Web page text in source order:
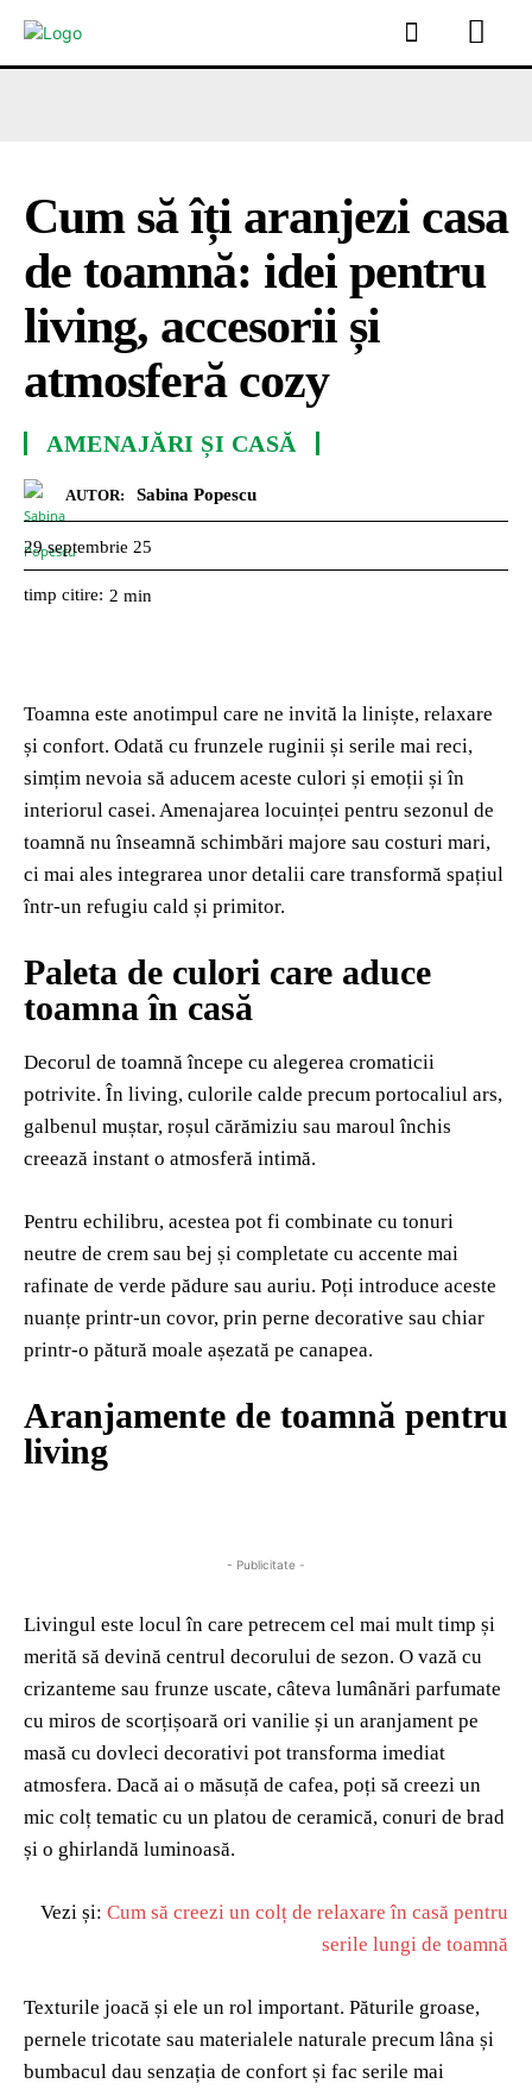
Cum să îți aranjezi casa
de toamnă: idei pentru
living, accesorii și
atmosferă cozy
AMENAJĂRI ȘI CASĂ
AUTOR: Sabina Popescu
29 septembrie 25
timp citire: 2 min
Toamna este anotimpul care ne invită la liniște, relaxare
și confort. Odată cu frunzele ruginii și serile mai reci,
simțim nevoia să aducem aceste culori și emoții și în
interiorul casei. Amenajarea locuinței pentru sezonul de
toamnă nu înseamnă schimbări majore sau costuri mari,
ci mai ales integrarea unor detalii care transformă spațiul
într-un refugiu cald și primitor.
Paleta de culori care aduce
toamna în casă
Decorul de toamnă începe cu alegerea cromaticii
potrivite. În living, culorile calde precum portocaliul ars,
galbenul muștar, roșul cărămiziu sau maroul închis
creează instant o atmosferă intimă.
Pentru echilibru, acestea pot fi combinate cu tonuri
neutre de crem sau bej și completate cu accente mai
rafinate de verde pădure sau auriu. Poți introduce aceste
nuanțe printr-un covor, prin perne decorative sau chiar
printr-o pătură moale așezată pe canapea.
Aranjamente de toamnă pentru
living
- Publicitate -
Livingul este locul în care petrecem cel mai mult timp și
merită să devină centrul decorului de sezon. O vază cu
crizanteme sau frunze uscate, câteva lumânări parfumate
cu miros de scorțișoară ori vanilie și un aranjament pe
masă cu dovleci decorativi pot transforma imediat
atmosfera. Dacă ai o măsuță de cafea, poți să creezi un
mic colț tematic cu un platou de ceramică, conuri de brad
și o ghirlandă luminoasă.
Vezi și: Cum să creezi un colț de relaxare în casă pentru
serile lungi de toamnă
Texturile joacă și ele un rol important. Păturile groase,
pernele tricotate sau materialele naturale precum lâna și
bumbacul dau senzația de confort și fac serile mai